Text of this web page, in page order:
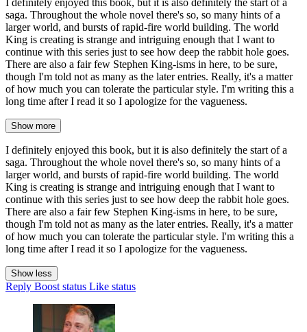
I definitely enjoyed this book, but it is also definitely the start of a
saga. Throughout the whole novel there's so, so many hints of a
larger world, and bursts of rapid-fire world building. The world
King is creating is strange and intriguing enough that I want to
continue with this series just to see how deep the rabbit hole goes.
There are also a fair few Stephen King-isms in here, to be sure,
though I'm told not as many as the later entries. Really, it's a matter
of how much you can tolerate the particular style. I'm writing this a
long time after I read it so I apologize for the vagueness.
Show more
I definitely enjoyed this book, but it is also definitely the start of a
saga. Throughout the whole novel there's so, so many hints of a
larger world, and bursts of rapid-fire world building. The world
King is creating is strange and intriguing enough that I want to
continue with this series just to see how deep the rabbit hole goes.
There are also a fair few Stephen King-isms in here, to be sure,
though I'm told not as many as the later entries. Really, it's a matter
of how much you can tolerate the particular style. I'm writing this a
long time after I read it so I apologize for the vagueness.
Show less
Reply Boost status Like status